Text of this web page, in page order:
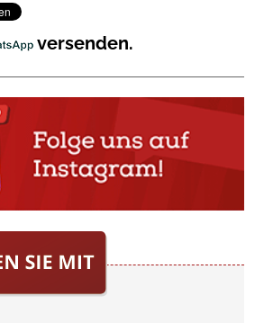
versenden.